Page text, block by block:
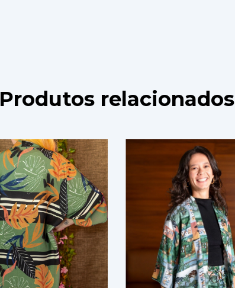
Produtos relacionados